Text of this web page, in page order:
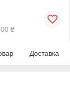
₴
Доставка